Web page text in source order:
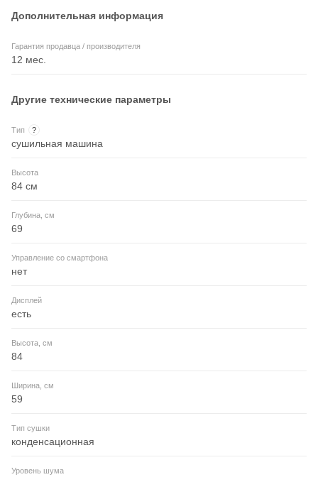
Дополнительная информация
Гарантия продавца / производителя
12 мес.
Другие технические параметры
Тип ?
сушильная машина
Высота
84 см
Глубина, см
69
Управление со смартфона
нет
Дисплей
есть
Высота, см
84
Ширина, см
59
Тип сушки
конденсационная
Уровень шума